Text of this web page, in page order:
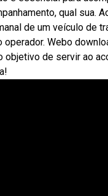
qual sua.
de um veículo de
Webo
de servir ao